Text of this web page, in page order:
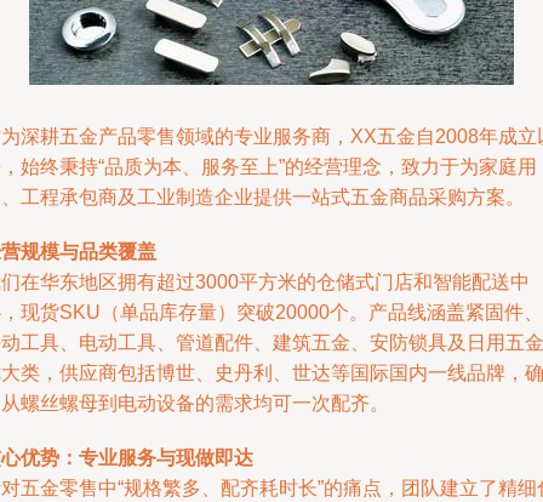
深耕五金产品零售领域的专业服务商，XX五金自2008年成立
始终秉持“品质为本、服务至上”的经营理念，致力于为家庭用
工程承包商及工业制造企业提供一站式五金商品采购方案。
规模与品类覆盖
在华东地区拥有超过3000平方米的仓储式门店和智能配送中
现货SKU（单品库存量）突破20000个。产品线涵盖紧固件、
工具、电动工具、管道配件、建筑五金、安防锁具及日用五金
类，供应商包括博世、史丹利、世达等国际国内一线品牌，确
螺丝螺母到电动设备的需求均可一次配齐。
优势：专业服务与现做即达
五金零售中“规格繁多、配齐耗时长”的痛点，团队建立了精细